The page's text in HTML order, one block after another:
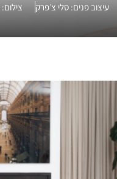
עיצוב פנים: סלי צ׳פרק צילום: